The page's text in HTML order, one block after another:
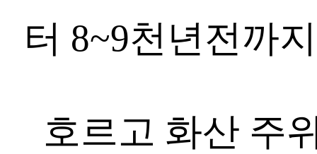
터 8~9천년전까
호르고 화산 주